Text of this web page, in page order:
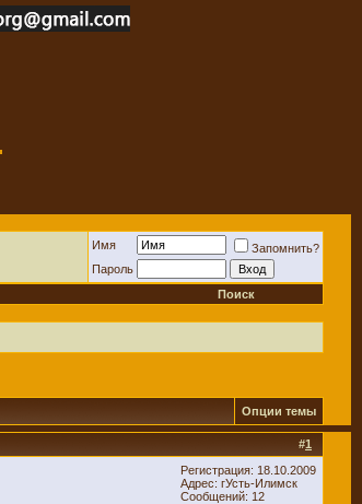
Имя
Запомнить?
Пароль
Поиск
Опции темы
#1
Регистрация: 18.10.2009
Адрес: гУсть-Илимск
Сообщений: 12